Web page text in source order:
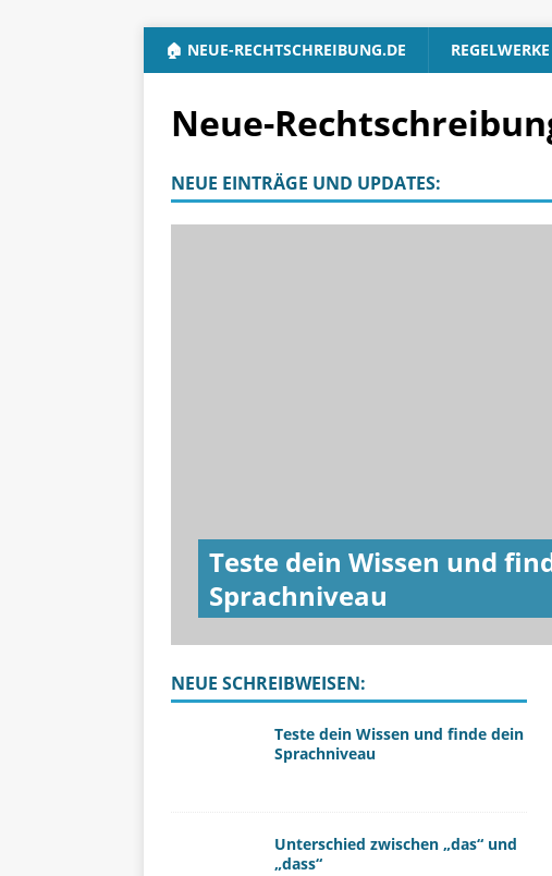
🏠 NEUE-RECHTSCHREIBUNG.DE REGELWERKE
Neue-
NEUE EINTRÄGE UND UPDATES:
Teste dein Wissen und
Sprachniveau
NEUE SCHREIBWEISEN:
Teste dein Wissen und finde dein
Sprachniveau
Unterschied zwischen „das“ und
„dass“